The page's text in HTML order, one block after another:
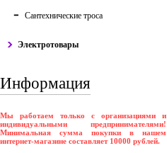
Сантехнические троса
Электротовары
Информация
Мы работаем только с организациями и
индивидуальными предпринимателями!
Минимальная сумма покупки в нашем
интернет-магазине составляет 10000 рублей.